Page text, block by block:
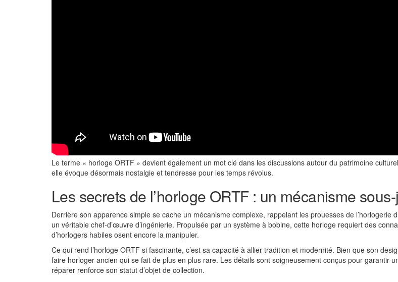
Le terme « horloge ORTF » devient également un mot clé dans les discussions autour du patrimoine
elle évoque désormais nostalgie et tendresse pour les temps révolus.
Les secrets de l’horloge ORTF : un mécanisme
Derrière son apparence simple se cache un mécanisme complexe, rappelant les prouesses de l’horlogerie
un véritable chef-d’œuvre d’ingénierie. Propulsée par un système à bobine, cette horloge requiert des
d’horlogers habiles osent encore la manipuler.
Ce qui rend l’horloge ORTF si fascinante, c’est sa capacité à allier tradition et modernité. Bien que son
faire horloger ancien qui se fait de plus en plus rare. Les détails sont soigneusement conçus pour garantir
réparer renforce son statut d’objet de collection.